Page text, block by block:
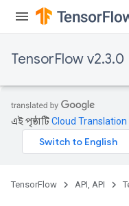
TensorFlow v2.3.0
এই পৃষ্ঠাটিCloud Translation
TensorFlow API, API